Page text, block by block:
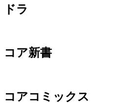
ドラ
コア新書
コアコミックス